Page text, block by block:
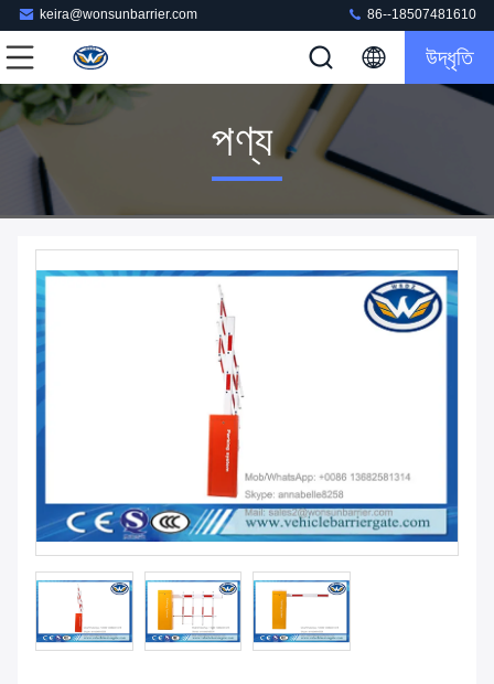
keira@wonsunbarrier.com 86--18507481610
উদ্ধৃতি
পণ্য